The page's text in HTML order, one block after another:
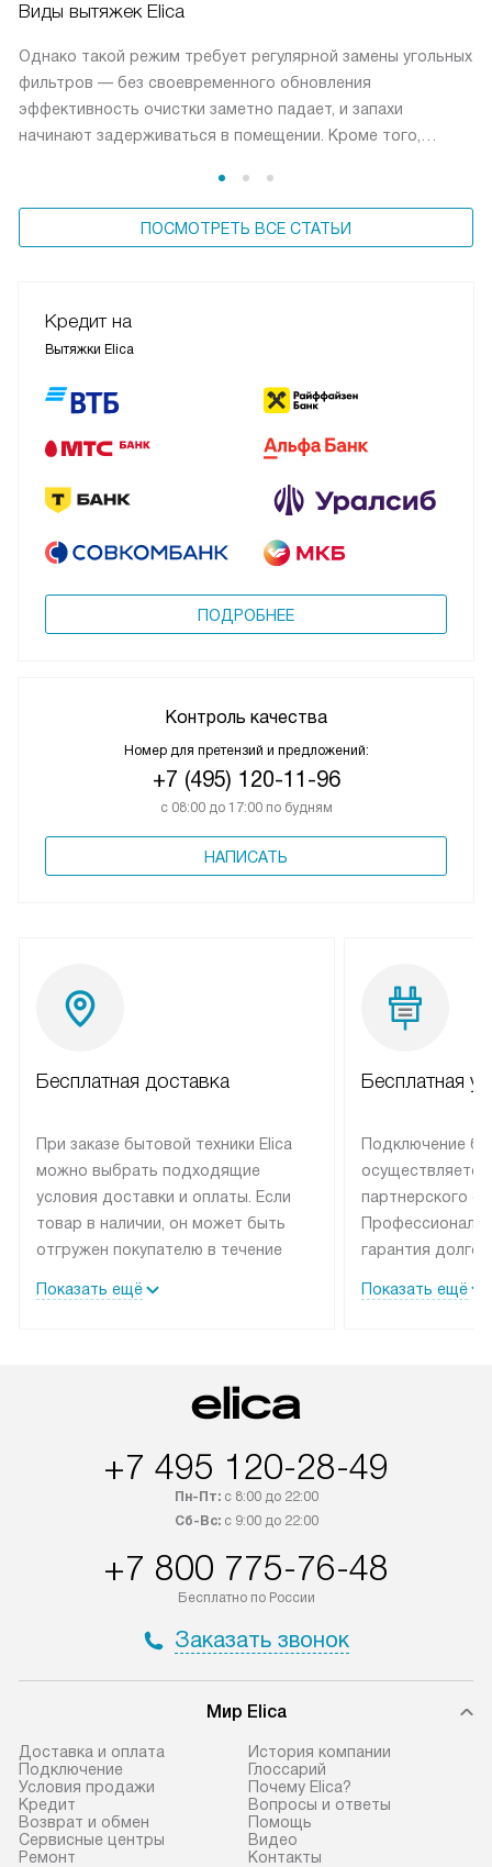
Виды вытяжек Elica
Однако такой режим требует регулярной замены угольных
фильтров — без своевременного обновления
эффективность очистки заметно падает, и запахи
начинают задерживаться в помещении. Кроме того,
этого в воздухе остается повышенная влажность, что
может привести к образованию налета на мебели
ПОСМОТРЕТЬ ВСЕ СТАТЬИ
Кредит на
Вытяжки Elica
ПОДРОБНЕЕ
Контроль качества
Номер для претензий и предложений:
+7 (495) 120-11-96
с 08:00 до 17:00 по будням
НАПИСАТЬ
Бесплатная доставка
При заказе бытовой техники Elica
можно выбрать подходящие
условия доставки и оплаты. Если
товар в наличии, он может быть
отгружен покупателю в течение
лейблом доставляется бесплатно
Показать ещё
Бесплатная
Подключение
партнерского
гарантия
техника со
Показать ещё
+7 495 120-28-49
Пн-Пт:с 8:00 до 22:00
Сб-Вс:с 9:00 до 22:00
+7 800 775-76-48
Бесплатно по России
Заказать звонок
Мир Elica
Доставка и оплата
Подключение
Условия продажи
Кредит
Возврат и обмен
Сервисные центры
Ремонт
История компании
Глоссарий
Почему Elica?
Вопросы и ответы
Помощь
Видео
Контакты